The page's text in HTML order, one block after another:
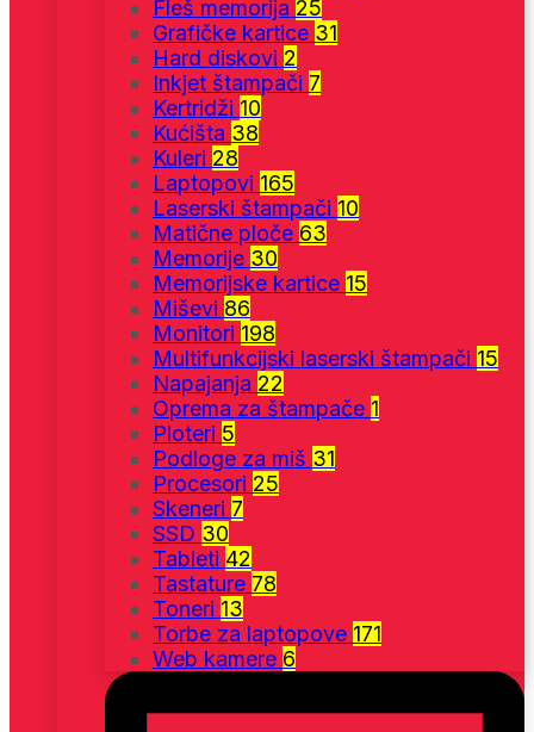
Fleš memorija 25
Grafičke kartice 31
Hard diskovi 2
Inkjet štampači 7
Kertridži 10
Kućišta 38
Kuleri 28
Laptopovi 165
Laserski štampači 10
Matične ploče 63
Memorije 30
Memorijske kartice 15
Miševi 86
Monitori 198
Multifunkcijski laserski štampači 15
Napajanja 22
Oprema za štampače 1
Ploteri 5
Podloge za miš 31
Procesori 25
Skeneri 7
SSD 30
Tableti 42
Tastature 78
Toneri 13
Torbe za laptopove 171
Web kamere 6